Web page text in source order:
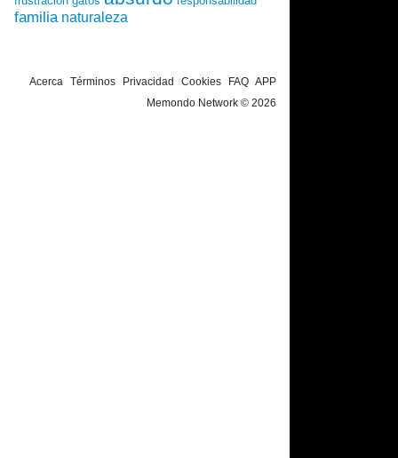
familia naturaleza
Acerca Términos Privacidad Cookies FAQ APP
Memondo Network © 2026